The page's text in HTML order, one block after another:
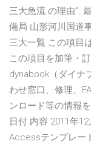
三大急流 の理由”.
備局 山形河川国道
三大一覧 この項目
この項目を加筆・
dynabook（ダイナ
わせ窓口、修理、
ンロード等の情報
日付 内容 2011年
Accessテンプレー